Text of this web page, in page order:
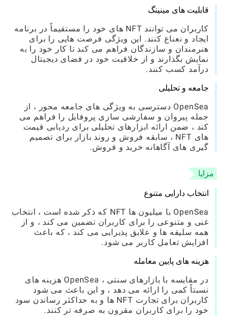
قابلیت های مینینگ
کاربران می توانند NFT های خود را مستقیماً در برنامه
ایجاد و نعناع کنند. این ویژگی فرصت هایی را برای
هنرمندان و سازندگان فراهم می کند تا کار خود را به
نمایش بگذارند و از خلاقیت خود در فضای دیجیتال
درآمد کسب کنند.
جامعه و تحلیلی
OpenSea دسترسی به ویژگی های جامعه محور ، از
جمله پیروان و سفارشی سازی پروفایل را فراهم می
کند ، ضمن ارائه ابزارهای تحلیلی برای ردیابی قیمت
های NFT ، سابقه فروش و روند بازار برای تصمیم
گیری های آگاهانه خرید و فروش.
مزایا
انتخاب دارایی متنوع
OpenSea با میلیون ها NFT که ذکر شده است ، انتخاب
غنی و متنوعی را برای کاربران تضمین می کند ، و از
همه سلیقه ها و علایق پذیرایی می کند ، که باعث
افزایش تعامل کاربر می شود.
هزینه های پایین معامله
در مقایسه با بازارهای سنتی ، OpenSea هزینه های
نسبتاً کمی را ارائه می دهد ، و این باعث می شود
کاربران برای تجارت NFT ها و به حداکثر رساندن سود
خود را برای کاربران مقرون به صرفه تر کنند.